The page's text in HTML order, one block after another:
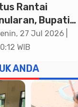
Rantai
Bupati
Buka
Tracing
27 Jul 2026 |
WIB
ANDA